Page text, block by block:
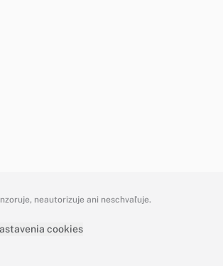
neautorizuje ani neschvaľuje.
cookies